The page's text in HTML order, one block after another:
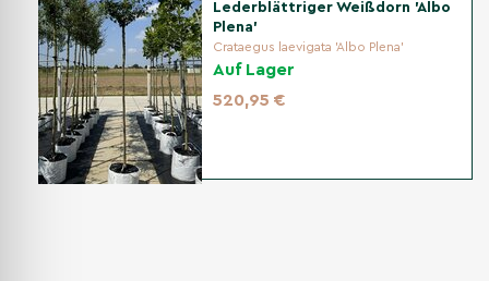
Lederblättriger Weißdorn 'Albo
Plena'
Crataegus laevigata 'Albo Plena'
Auf Lager
520,95 €